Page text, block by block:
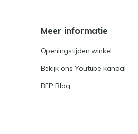
Meer informatie
Openingstijden winkel
Bekijk ons Youtube kanaal
BFP Blog